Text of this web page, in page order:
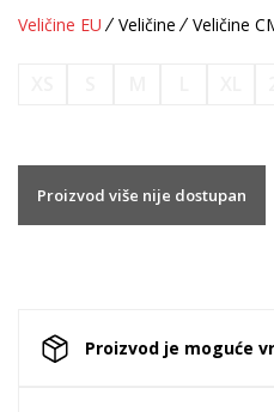
Veličine EU Veličine Veličine
Proizvod više nije dostupan
Proizvod je moguće